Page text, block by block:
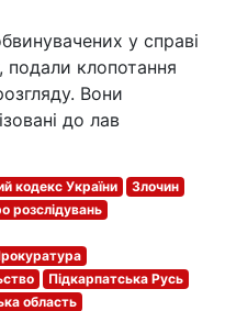
у справі
подали клопотання
Вони
до лав
кодекс України
Злочин
розслідувань
Підкарпатська Русь
область